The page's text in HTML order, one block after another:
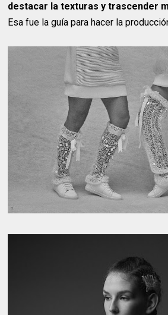
destacar la texturas y trascender
Esa fue la guía para hacer la